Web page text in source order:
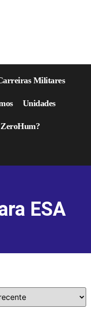
Militares
Unidades
ESA